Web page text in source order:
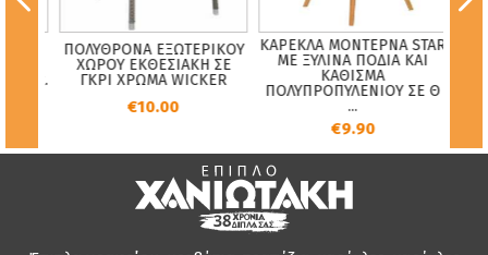
ΠΟΛΥΘΡΟΝΑ ΕΞΩΤΕΡΙΚΟΥ
ΧΩΡΟΥ ΕΚΘΕΣΙΑΚΗ ΣΕ
ΓΚΡΙ ΧΡΩΜΑ WICKER
€10.00
ΚΑΡΕΚΛΑ ΜΟΝΤΕΡΝΑ STAR
ΜΕ ΞΥΛΙΝΑ ΠΟΔΙΑ ΚΑΙ
ΚΑΘΙΣΜΑ
ΠΟΛΥΠΡΟΠΥΛΕΝΙΟΥ ΣΕ Θ
...
€9.90